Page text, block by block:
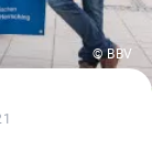
© BBV